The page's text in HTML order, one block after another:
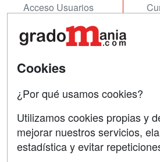
Acceso Usuarios
Acceso Centros
Contactar
Copyleft
Cookies
¿Por qué usamos cookies?
Utilizamos cookies propias y
mejorar nuestros servicios,
estadística y evitar